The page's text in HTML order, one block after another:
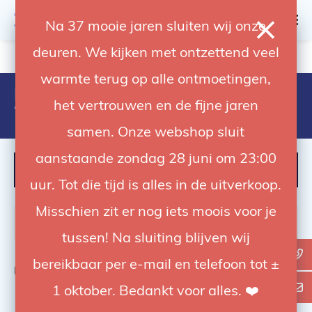
Na 37 mooie jaren sluiten wij onze
deuren. We kijken met ontzettend veel
warmte terug op alle ontmoetingen,
het vertrouwen en de fijne jaren
samen. Onze webshop sluit
aanstaande zondag 28 juni om 23:00
uur. Tot die tijd is alles in de uitverkoop.
Misschien zit er nog iets moois voor je
tussen! Na sluiting blijven wij
bereikbaar per e-mail en telefoon tot ±
1 oktober. Bedankt voor alles. ❤️
4.92 / 5 op trusted shops
Products tagged with
7630006302728
Bekijk0 van de 0 producten